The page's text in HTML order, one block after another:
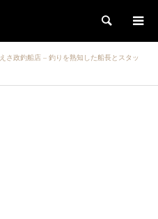
検索
えさ政釣船店 – 釣りを熟知した船長とスタッ